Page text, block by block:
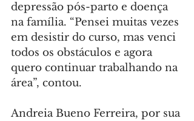
depressão pós-parto e doença
na família. “Pensei muitas vezes
em desistir do curso, mas venci
todos os obstáculos e agora
quero continuar trabalhando na
área”, contou.
Andreia Bueno Ferreira, por sua